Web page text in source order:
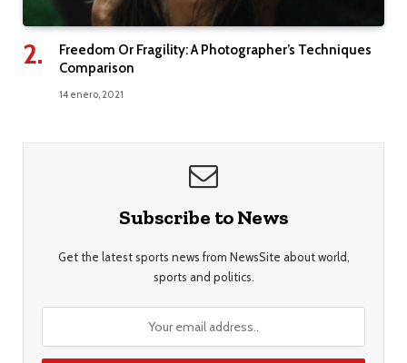
Freedom Or Fragility: A Photographer’s Techniques
Comparison
14 enero, 2021
Subscribe to News
Get the latest sports news from NewsSite about world,
sports and politics.